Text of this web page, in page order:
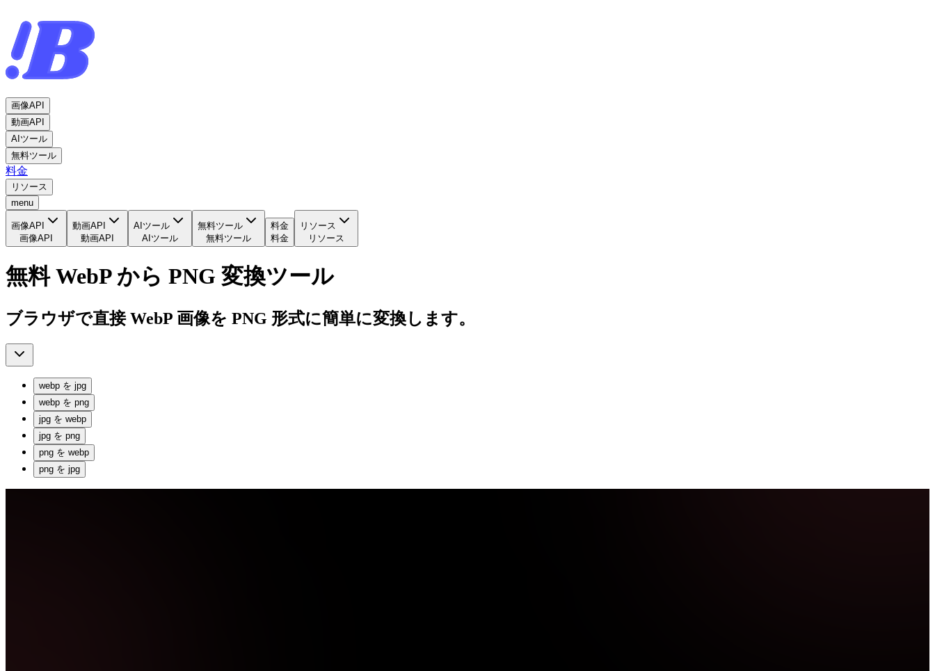
画像API
動画API
AIツール
無料ツール
料金
リソース
menu
画像API
画像API
動画API
動画API
AIツール
AIツール
無料ツール
無料ツール
料金
料金
リソース
リソース
無料 WebP から PNG 変換ツール
ブラウザで直接 WebP 画像を PNG 形式に簡単に変換します。
webp を jpg
webp を png
jpg を webp
jpg を png
png を webp
png を jpg